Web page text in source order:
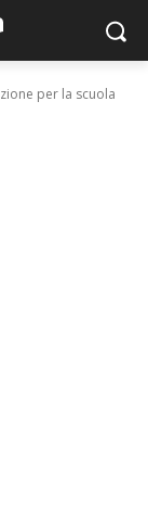
per la scuola